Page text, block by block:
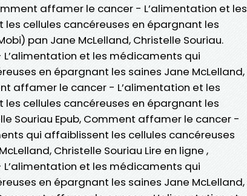
affamer le cancer - L’alimentation et les
cellules cancéreuses en épargnant les
pan Jane McLelland, Christelle Souriau.
et les médicaments qui
en épargnant les saines Jane McLelland,
affamer le cancer - L’alimentation et les
cellules cancéreuses en épargnant les
Souriau Epub, Comment affamer le cancer -
qui affaiblissent les cellules cancéreuses
Christelle Souriau Lire en ligne ,
et les médicaments qui
en épargnant les saines Jane McLelland,